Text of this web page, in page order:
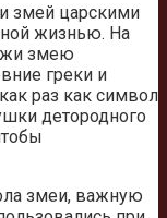
змей царскими
жизнью. На
змею
греки и
раз как символ
детородного
змеи, важную